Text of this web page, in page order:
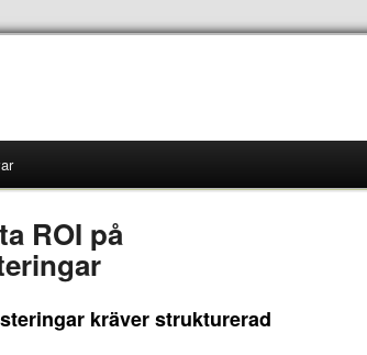
ROI på
kräver strukturerad